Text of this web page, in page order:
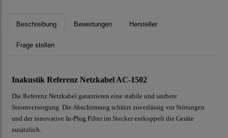
Beschreibung Bewertungen Hersteller
Frage stellen
Inakustik Referenz Netzkabel AC-1502
Die Referenz Netzkabel garantieren eine stabile und saubere
Stromversorgung. Die Abschirmung schützt zuverlässig vor Störungen
und der innovative In-Plug Filter im Stecker entkoppelt die Geräte
zusätzlich.